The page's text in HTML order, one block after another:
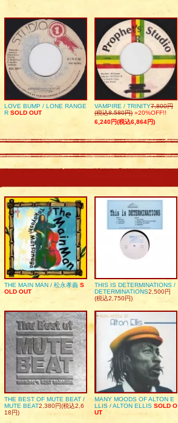
LOVE BUMP / LONE RANGE
R SOLD OUT
VAMPIRE / TRINITY7,800円
(税込8,580円) »20%OFF!!
6,240円(税込6,864円)
THE MAIN MAN / 松永孝義 S
OLD OUT
THIS IS DETERMINATIONS /
DETERMINATIONS2,500円
(税込2,750円)
THE BEST OF MUTE BEAT /
MUTE BEAT2,380円(税込2,6
18円)
MANY MOODS OF ALTON E
LLIS / ALTON ELLIS SOLD O
UT